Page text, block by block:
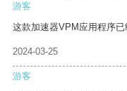
游客
这款加速器VPM应用程序已
2024-03-25
游客